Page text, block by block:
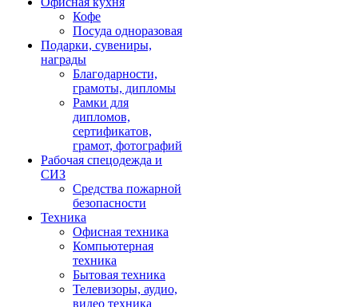
Кофе
Посуда одноразовая
Подарки, сувениры,
награды
Благодарности,
грамоты, дипломы
Рамки для
дипломов,
сертификатов,
грамот, фотографий
Рабочая спецодежда и
СИЗ
Средства пожарной
безопасности
Техника
Офисная техника
Компьютерная
техника
Бытовая техника
Телевизоры, аудио,
видео техника